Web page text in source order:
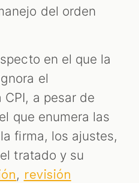
del orden
en el que la
el
a pesar de
que enumera las
firma, los ajustes,
tratado y su
, revisión